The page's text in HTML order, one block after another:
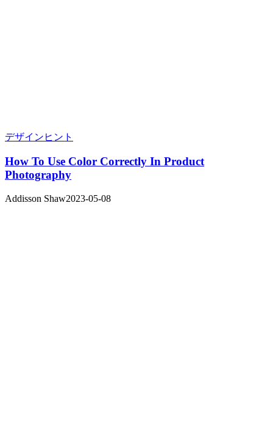
デザインヒント
How To Use Color Correctly In Product
Photography
Addisson Shaw2023-05-08